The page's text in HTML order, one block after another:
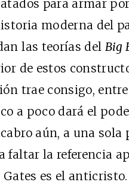
para armar
moderna del
las teorías del Big
de estos
trae consigo,
a poco dará el
aún, a una sola
faltar la referencia
es el